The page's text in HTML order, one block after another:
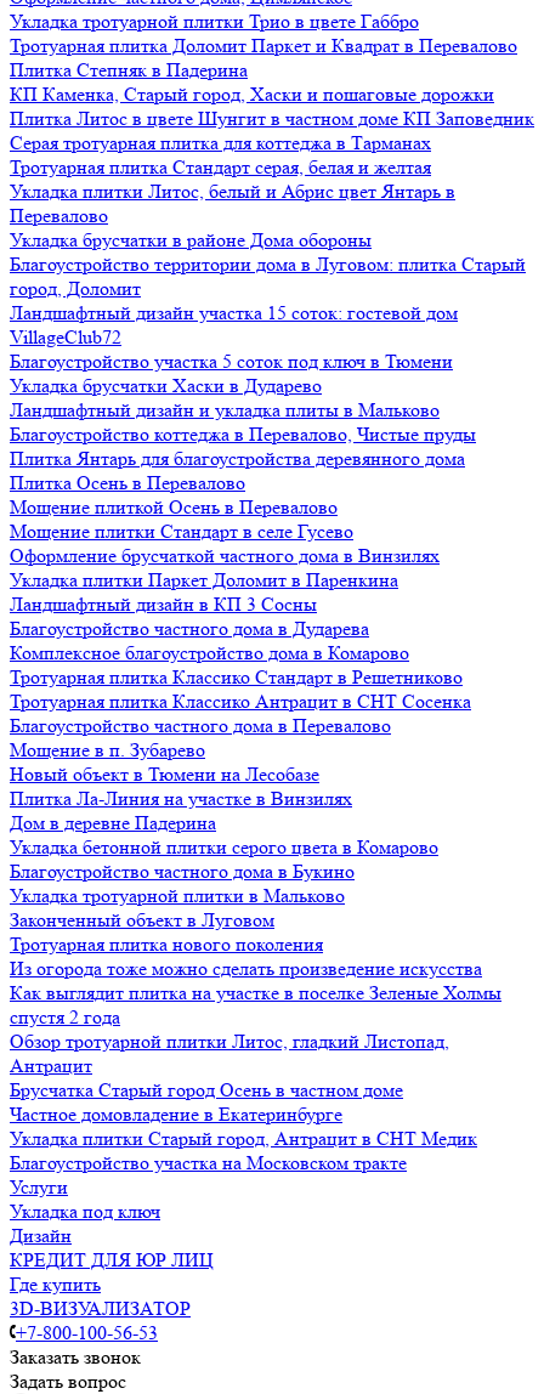
Укладка тротуарной плитки Трио в цвете Габбро
Тротуарная плитка Доломит Паркет и Квадрат в Перевалово
Плитка Степняк в Падерина
КП Каменка, Старый город, Хаски и пошаговые дорожки
Плитка Литос в цвете Шунгит в частном доме КП Заповедник
Серая тротуарная плитка для коттеджа в Тарманах
Тротуарная плитка Стандарт серая, белая и желтая
Укладка плитки Литос, белый и Абрис цвет Янтарь в
Перевалово
Укладка брусчатки в районе Дома обороны
Благоустройство территории дома в Луговом: плитка Старый
город, Доломит
Ландшафтный дизайн участка 15 соток: гостевой дом
VillageClub72
Благоустройство участка 5 соток под ключ в Тюмени
Укладка брусчатки Хаски в Дударево
Ландшафтный дизайн и укладка плиты в Мальково
Благоустройство коттеджа в Перевалово, Чистые пруды
Плитка Янтарь для благоустройства деревянного дома
Плитка Осень в Перевалово
Мощение плиткой Осень в Перевалово
Мощение плитки Стандарт в селе Гусево
Оформление брусчаткой частного дома в Винзилях
Укладка плитки Паркет Доломит в Паренкина
Ландшафтный дизайн в КП 3 Сосны
Благоустройство частного дома в Дударева
Комплексное благоустройство дома в Комарово
Тротуарная плитка Классико Стандарт в Решетниково
Тротуарная плитка Классико Антрацит в СНТ Сосенка
Благоустройство частного дома в Перевалово
Мощение в п. Зубарево
Новый объект в Тюмени на Лесобазе
Плитка Ла-Линия на участке в Винзилях
Дом в деревне Падерина
Укладка бетонной плитки серого цвета в Комарово
Благоустройство частного дома в Букино
Укладка тротуарной плитки в Мальково
Законченный объект в Луговом
Тротуарная плитка нового поколения
Из огорода тоже можно сделать произведение искусства
Как выглядит плитка на участке в поселке Зеленые Холмы
спустя 2 года
Обзор тротуарной плитки Литос, гладкий Листопад,
Антрацит
Брусчатка Старый город Осень в частном доме
Частное домовладение в Екатеринбурге
Укладка плитки Старый город, Антрацит в СНТ Медик
Благоустройство участка на Московском тракте
Услуги
Укладка под ключ
Дизайн
КРЕДИТ ДЛЯ ЮР ЛИЦ
Где купить
3D-ВИЗУАЛИЗАТОР
+7-800-100-56-53
Заказать звонок
Задать вопрос